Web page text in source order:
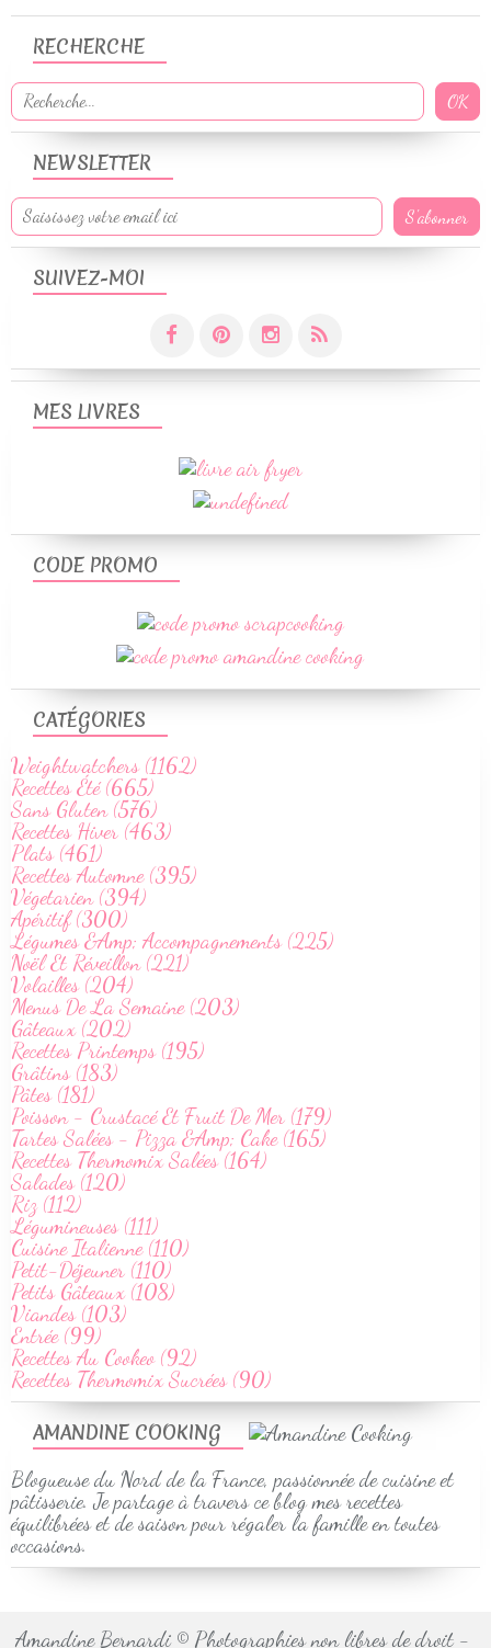
NEWSLETTER
SUIVEZ-MOI
RECHERCHE
AMANDINE COOKING
Blogueuse du Nord de la France, passionnée de cuisine et
pâtisserie. Je partage à travers ce blog mes recettes
équilibrées et de saison pour régaler la famille en toutes
occasions.
CATÉGORIES
Weightwatchers (1162)
Recettes Été (665)
Sans Gluten (576)
Recettes Hiver (463)
Plats (461)
Recettes Automne (395)
Végetarien (394)
Apéritif (300)
Légumes &Amp; Accompagnements (225)
Noël Et Réveillon (221)
Volailles (204)
Menus De La Semaine (203)
Gâteaux (202)
Recettes Printemps (195)
Grâtins (183)
Pâtes (181)
Poisson - Crustacé Et Fruit De Mer (179)
Tartes Salées - Pizza &Amp; Cake (165)
Recettes Thermomix Salées (164)
Salades (120)
Riz (112)
Légumineuses (111)
Cuisine Italienne (110)
Petit-Déjeuner (110)
Petits Gâteaux (108)
Viandes (103)
Entrée (99)
Recettes Au Cookeo (92)
Recettes Thermomix Sucrées (90)
MES LIVRES
CODE PROMO
Amandine Bernardi © Photographies non libres de droit -